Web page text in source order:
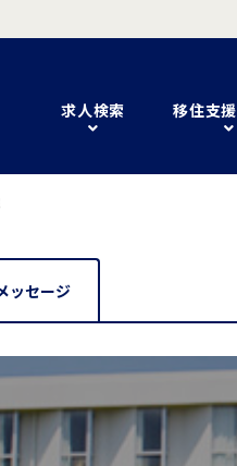
求人検索 移住支
ッセージ